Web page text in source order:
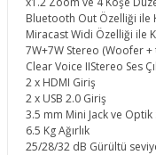
Bluetooth Out Özelliği ile
Miracast Widi Özelliği ile
7W+7W Stereo (Woofer
Clear Voice IIStereo Ses
2 x HDMI Giriş
2 x USB 2.0 Giriş
3.5 mm Mini Jack ve Optik
6.5 Kg Ağırlık
25/28/32 dB Gürültü